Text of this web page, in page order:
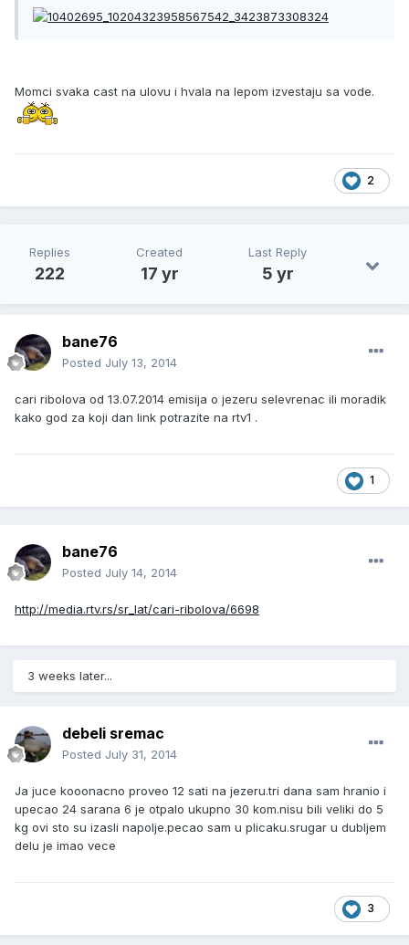
Momci svaka cast na ulovu i hvala na lepom izvestaju sa vode.
2
Replies
222
Created
17 yr
Last Reply
5 yr
bane76
Posted July 13, 2014
cari ribolova od 13.07.2014 emisija o jezeru selevrenac ili moradik
kako god za koji dan link potrazite na rtv1 .
1
bane76
Posted July 14, 2014
http://media.rtv.rs/sr_lat/cari-ribolova/6698
3 weeks later...
debeli sremac
Posted July 31, 2014
Ja juce kooonacno proveo 12 sati na jezeru.tri dana sam hranio i
upecao 24 sarana 6 je otpalo ukupno 30 kom.nisu bili veliki do 5
kg ovi sto su izasli napolje.pecao sam u plicaku.srugar u dubljem
delu je imao vece
3